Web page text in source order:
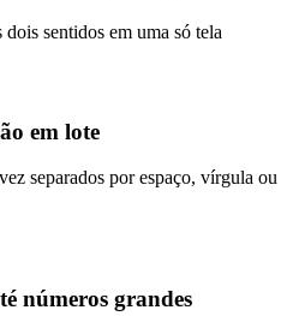
sentidos em uma só tela
em lote
separados por espaço, vírgula ou
números grandes